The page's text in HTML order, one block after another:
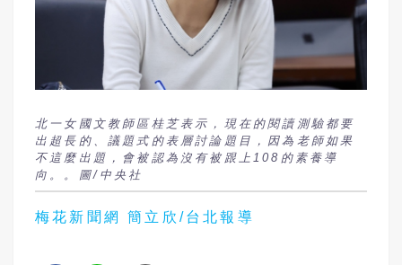
北一女國文教師區桂芝表示，現在的閱讀測驗都要
出超長的、議題式的表層討論題目，因為老師如果
不這麼出題，會被認為沒有被跟上108的素養導
向。。圖/中央社
梅花新聞網 簡立欣/台北報導